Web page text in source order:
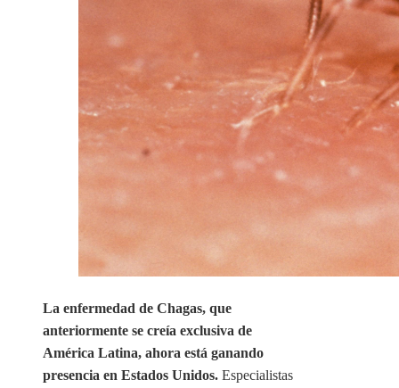
La enfermedad de Chagas, que
anteriormente se creía exclusiva de
América Latina, ahora está ganando
presencia en Estados Unidos. Especialistas